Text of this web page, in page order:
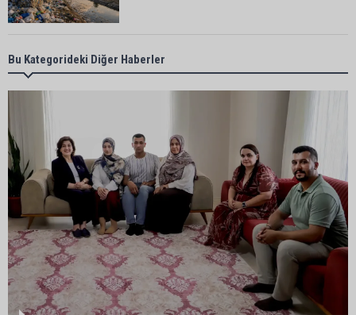
ATÜ’de "Sunar Gastronomi ve Mutfak Sanatları
Akademisi" kuruluyor
Göçükte hayatını kaybeden Bekir Çelik, Kozan'da
toprağa verildi
Kozan’da üreticilere Akdeniz Meyve Sineği
uyarısı
İstanbul Lider Kolejleri Adana Kampüsü’ne yoğun
ilgi: Kontenjanlar dolmak üzere
Bu Kategorideki Diğer Haberler